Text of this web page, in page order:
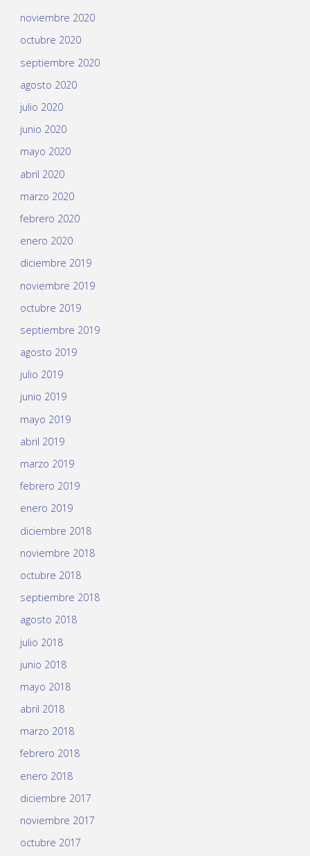
noviembre 2020
octubre 2020
septiembre 2020
agosto 2020
julio 2020
junio 2020
mayo 2020
abril 2020
marzo 2020
febrero 2020
enero 2020
diciembre 2019
noviembre 2019
octubre 2019
septiembre 2019
agosto 2019
julio 2019
junio 2019
mayo 2019
abril 2019
marzo 2019
febrero 2019
enero 2019
diciembre 2018
noviembre 2018
octubre 2018
septiembre 2018
agosto 2018
julio 2018
junio 2018
mayo 2018
abril 2018
marzo 2018
febrero 2018
enero 2018
diciembre 2017
noviembre 2017
octubre 2017